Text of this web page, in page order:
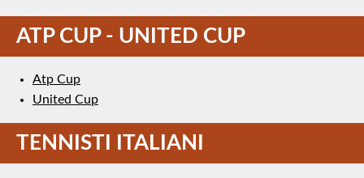
ATP CUP - UNITED CUP
Atp Cup
United Cup
TENNISTI ITALIANI